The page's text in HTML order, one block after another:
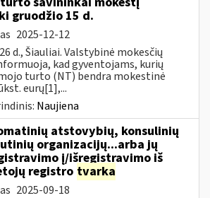
gruodžio 15 d.
2025-12-12
d., Šiauliai. Valstybinė mokesčių
kad gyventojams, kurių
turto (NT) bendra mokestinė
eurų[1],...
Naujiena
atstovybių, konsulinių
organizacijų...arba jų
į/išregistravimo iš
registro tvarka
2025-09-18